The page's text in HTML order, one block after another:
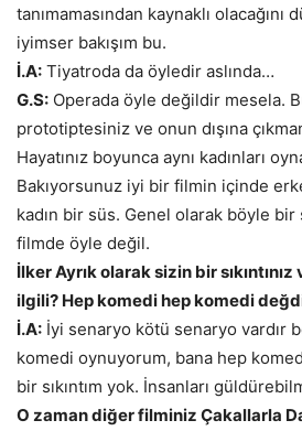
tanımamasından kaynaklı olacağını
iyimser bakışım bu.
İ.A: Tiyatroda da öyledir aslında…
G.S: Operada öyle değildir mesela.
prototiptesiniz ve onun dışına
Hayatınız boyunca aynı kadınları
Bakıyorsunuz iyi bir filmin içinde
kadın bir süs. Genel olarak böyle bir
filmde öyle değil.
İlker Ayrık olarak sizin bir
ilgili? Hep komedi hep komedi
İ.A: İyi senaryo kötü senaryo vardır
komedi oynuyorum, bana hep
bir sıkıntım yok. İnsanları
O zaman diğer filminiz Çakallarla